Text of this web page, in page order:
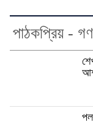
পাঠকপ্রিয় -